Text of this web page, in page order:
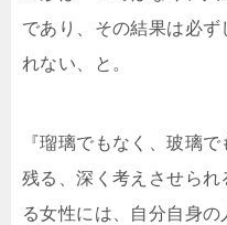
であり、その結果は必
れない、と。
『瑠璃でもなく、玻璃
残る、深く考えさせられ
る女性には、自分自身